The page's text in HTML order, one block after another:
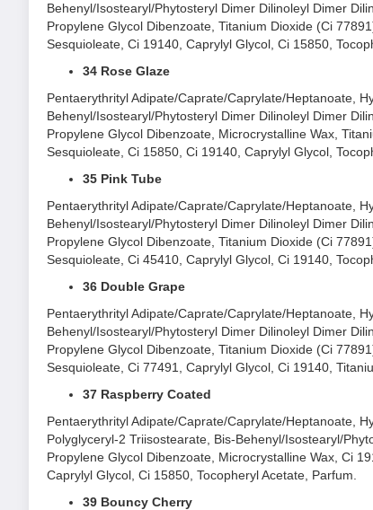
Behenyl/Isostearyl/Phytosteryl Dimer Dilinoleyl Dimer
Propylene Glycol Dibenzoate, Titanium Dioxide (Ci
Sesquioleate, Ci 19140, Caprylyl Glycol, Ci 15850,
34 Rose Glaze
Pentaerythrityl Adipate/Caprate/Caprylate/Heptanoate,
Behenyl/Isostearyl/Phytosteryl Dimer Dilinoleyl Dimer
Propylene Glycol Dibenzoate, Microcrystalline Wax,
Sesquioleate, Ci 15850, Ci 19140, Caprylyl Glycol,
35 Pink Tube
Pentaerythrityl Adipate/Caprate/Caprylate/Heptanoate,
Behenyl/Isostearyl/Phytosteryl Dimer Dilinoleyl Dimer
Propylene Glycol Dibenzoate, Titanium Dioxide (Ci
Sesquioleate, Ci 45410, Caprylyl Glycol, Ci 19140,
36 Double Grape
Pentaerythrityl Adipate/Caprate/Caprylate/Heptanoate,
Behenyl/Isostearyl/Phytosteryl Dimer Dilinoleyl Dimer
Propylene Glycol Dibenzoate, Titanium Dioxide (Ci
Sesquioleate, Ci 77491, Caprylyl Glycol, Ci 19140,
37 Raspberry Coated
Pentaerythrityl Adipate/Caprate/Caprylate/Heptanoate,
Polyglyceryl-2 Triisostearate, Bis-Behenyl/Isostearyl/
Propylene Glycol Dibenzoate, Microcrystalline Wax, Ci
Caprylyl Glycol, Ci 15850, Tocopheryl Acetate, Parfum.
39 Bouncy Cherry